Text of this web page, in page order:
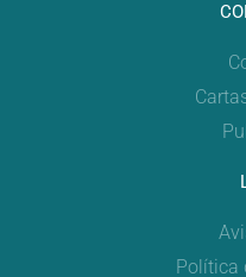
Política